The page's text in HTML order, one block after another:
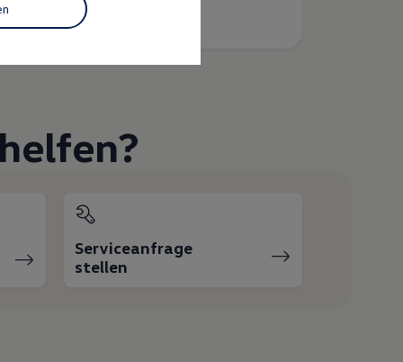
Serviceanfrage
stellen